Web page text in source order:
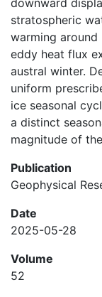
downward
stratospheric
warming around
eddy heat flux
austral winter.
uniform
ice seasonal
a distinct
magnitude of
Publication
Geophysical
Date
2025-05-28
Volume
52